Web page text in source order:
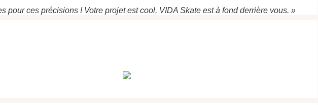
pour ces précisions ! Votre projet est cool, VIDA Skate est à fond derrière vous. »